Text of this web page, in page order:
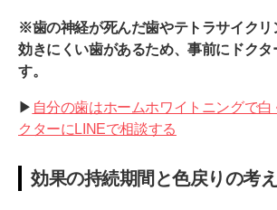
※歯の神経が死んだ歯やテトラサイクリ
効きにくい歯があるため、事前にドク
す。
▶︎ 自分の歯はホームホワイトニングで白
クターにLINEで相談する
効果の持続期間と色戻りの考